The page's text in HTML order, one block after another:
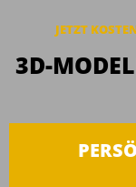
JETZT
3D-